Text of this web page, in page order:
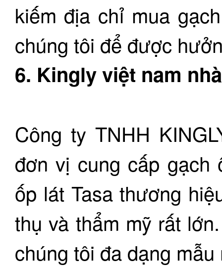
kiếm địa chỉ mua
chúng tôi để được
6. Kingly việt nam
Công ty TNHH
đơn vị cung cấp gạch
ốp lát Tasa thương
thụ và thẩm mỹ rất
chúng tôi đa dạng